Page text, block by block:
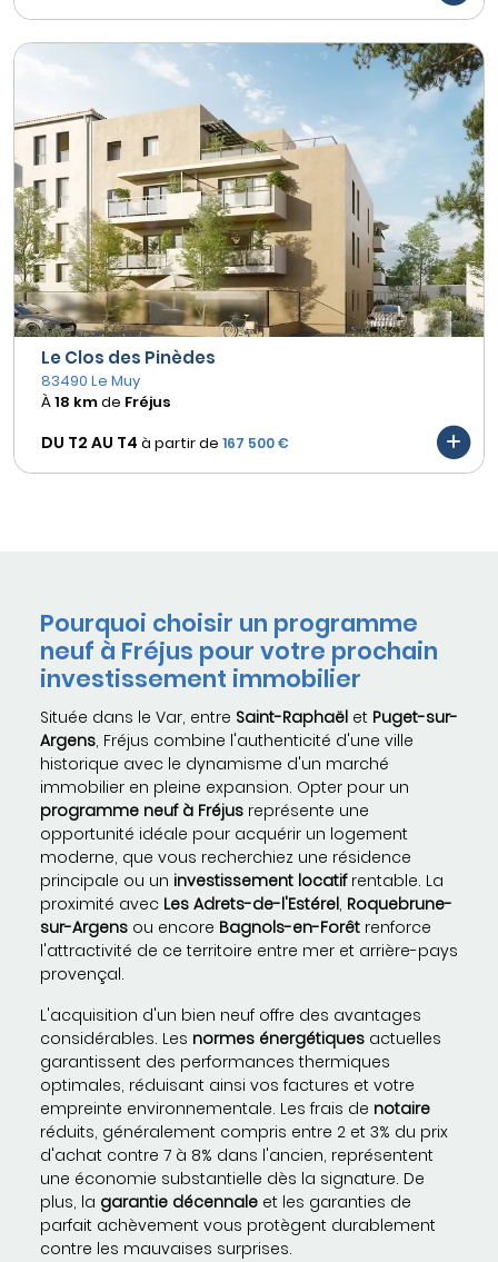
Le Clos des Pinèdes
83490 Le Muy
À18 kmde Fréjus
DU T2 AU T4 à partir de 167 500 €
Pourquoi choisir un programme
neuf à Fréjus pour votre prochain
investissement immobilier
Située dans le Var, entre Saint-Raphaël et Puget-sur-
Argens, Fréjus combine l'authenticité d'une ville
historique avec le dynamisme d'un marché
immobilier en pleine expansion. Opter pour un
programme neuf à Fréjus représente une
opportunité idéale pour acquérir un logement
moderne, que vous recherchiez une résidence
principale ou un investissement locatifrentable. La
proximité avec Les Adrets-de-l'Estérel, Roquebrune-
sur-Argens ou encore Bagnols-en-Forêt renforce
l'attractivité de ce territoire entre mer et arrière-pays
provençal.
L'acquisition d'un bien neuf offre des avantages
considérables. Les normes énergétiques actuelles
garantissent des performances thermiques
optimales, réduisant ainsi vos factures et votre
empreinte environnementale. Les frais de notaire
réduits, généralement compris entre 2 et 3% du prix
d'achat contre 7 à 8% dans l'ancien, représentent
une économie substantielle dès la signature. De
plus, la garantie décennale et les garanties de
parfait achèvement vous protègent durablement
contre les mauvaises surprises.